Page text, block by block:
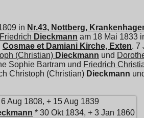
in Nr.43, Nottberg,
Dieckmann am 18 Mai 1833
Cosmae et Damiani Kirche, Exten. 7
(Christian) Dieckmann und
Sophie Bartram und Friedrich
Christoph (Christian) Dieckmann
Aug 1808, + 15 Aug 1839
* 30 Okt 1834, + 3 Jan 1860